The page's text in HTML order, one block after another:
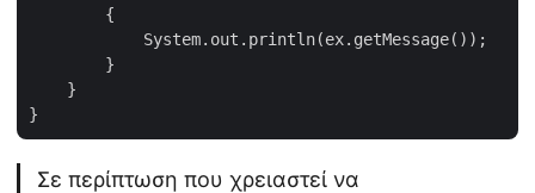
    }
Σε περίπτωση που χρειαστεί να